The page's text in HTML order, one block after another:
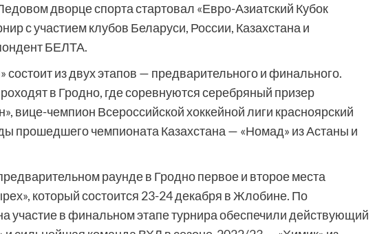
дворце спорта стартовал «Евро-Азиатский Кубок
с участием клубов Беларуси, России, Казахстана и
БЕЛТА.
состоит из двух этапов — предварительного и финального.
в Гродно, где соревнуются серебряный призер
вице-чемпион Всероссийской хоккейной лиги красноярский
прошедшего чемпионата Казахстана — «Номад» из Астаны и
раунде в Гродно первое и второе места
который состоится 23-24 декабря в Жлобине. По
участие в финальном этапе турнира обеспечили действующий